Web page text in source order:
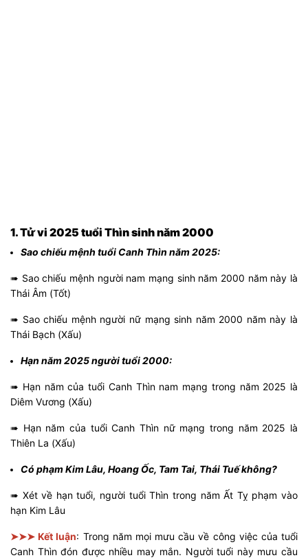
1. Tử vi 2025 tuổi Thìn sinh năm 2000
Sao chiếu mệnh tuổi Canh Thìn năm 2025:
➠ Sao chiếu mệnh người nam mạng sinh năm 2000 năm này là
Thái Âm (Tốt)
➠ Sao chiếu mệnh người nữ mạng sinh năm 2000 năm này là
Thái Bạch (Xấu)
Hạn năm 2025 người tuổi 2000:
➠ Hạn năm của tuổi Canh Thìn nam mạng trong năm 2025 là
Diêm Vương (Xấu)
➠ Hạn năm của tuổi Canh Thìn nữ mạng trong năm 2025 là
Thiên La (Xấu)
Có phạm Kim Lâu, Hoang Ốc, Tam Tai, Thái Tuế không?
➠ Xét về hạn tuổi, người tuổi Thìn trong năm Ất Tỵ phạm vào
hạn Kim Lâu
➤➤➤ Kết luận: Trong năm mọi mưu cầu về công việc của tuổi
Canh Thìn đón được nhiều may mắn. Người tuổi này mưu cầu